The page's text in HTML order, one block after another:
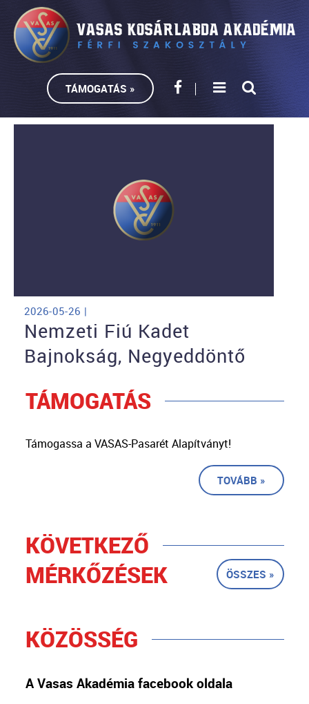
TÁMOGATÁS »
2026-05-26 |
Nemzeti Fiú Kadet
Bajnokság, Negyeddöntő
TÁMOGATÁS
Támogassa a VASAS-Pasarét Alapítványt!
TOVÁBB »
KÖVETKEZŐ
MÉRKŐZÉSEK
ÖSSZES »
KÖZÖSSÉG
A Vasas Akadémia facebook oldala